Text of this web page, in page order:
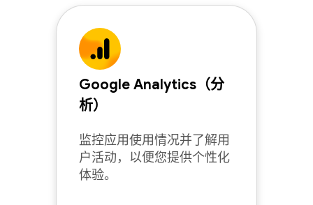
Google Analytics（分
析）
监控应用使用情况并了解用
户活动，以便您提供个性化
体验。